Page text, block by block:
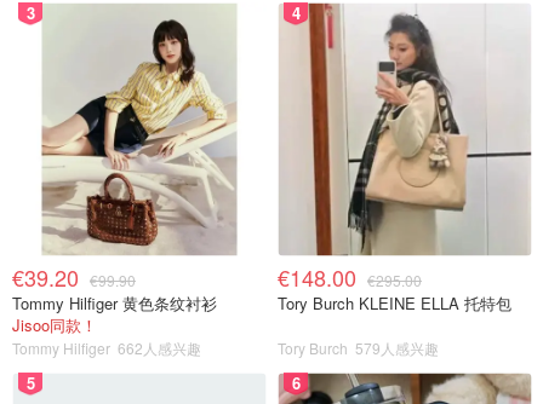
3
€39.20 €99.90
Tommy Hilfiger 黄色条纹衬衫
Jisoo同款！
Tommy Hilfiger 662人感兴趣
4
€148.00 €295.00
Tory Burch KLEINE ELLA 托特包
Tory Burch 579人感兴趣
5 6